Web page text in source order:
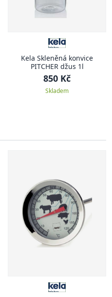
Kela Skleněná konvice
PITCHER džus 1l
850 Kč
Skladem